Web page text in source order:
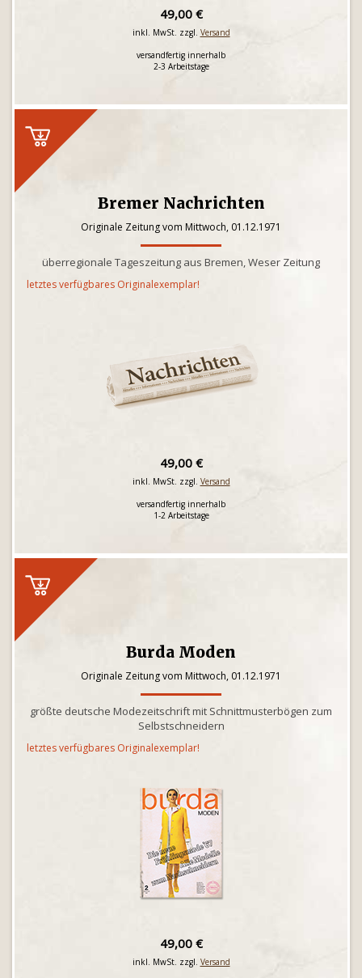
49,00 €
inkl. MwSt. zzgl. Versand
versandfertig innerhalb
2-3 Arbeitstage
Bremer Nachrichten
Originale Zeitung vom Mittwoch, 01.12.1971
überregionale Tageszeitung aus Bremen, Weser Zeitung
letztes verfügbares Originalexemplar!
49,00 €
inkl. MwSt. zzgl. Versand
versandfertig innerhalb
1-2 Arbeitstage
Burda Moden
Originale Zeitung vom Mittwoch, 01.12.1971
größte deutsche Modezeitschrift mit Schnittmusterbögen zum
Selbstschneidern
letztes verfügbares Originalexemplar!
49,00 €
inkl. MwSt. zzgl. Versand